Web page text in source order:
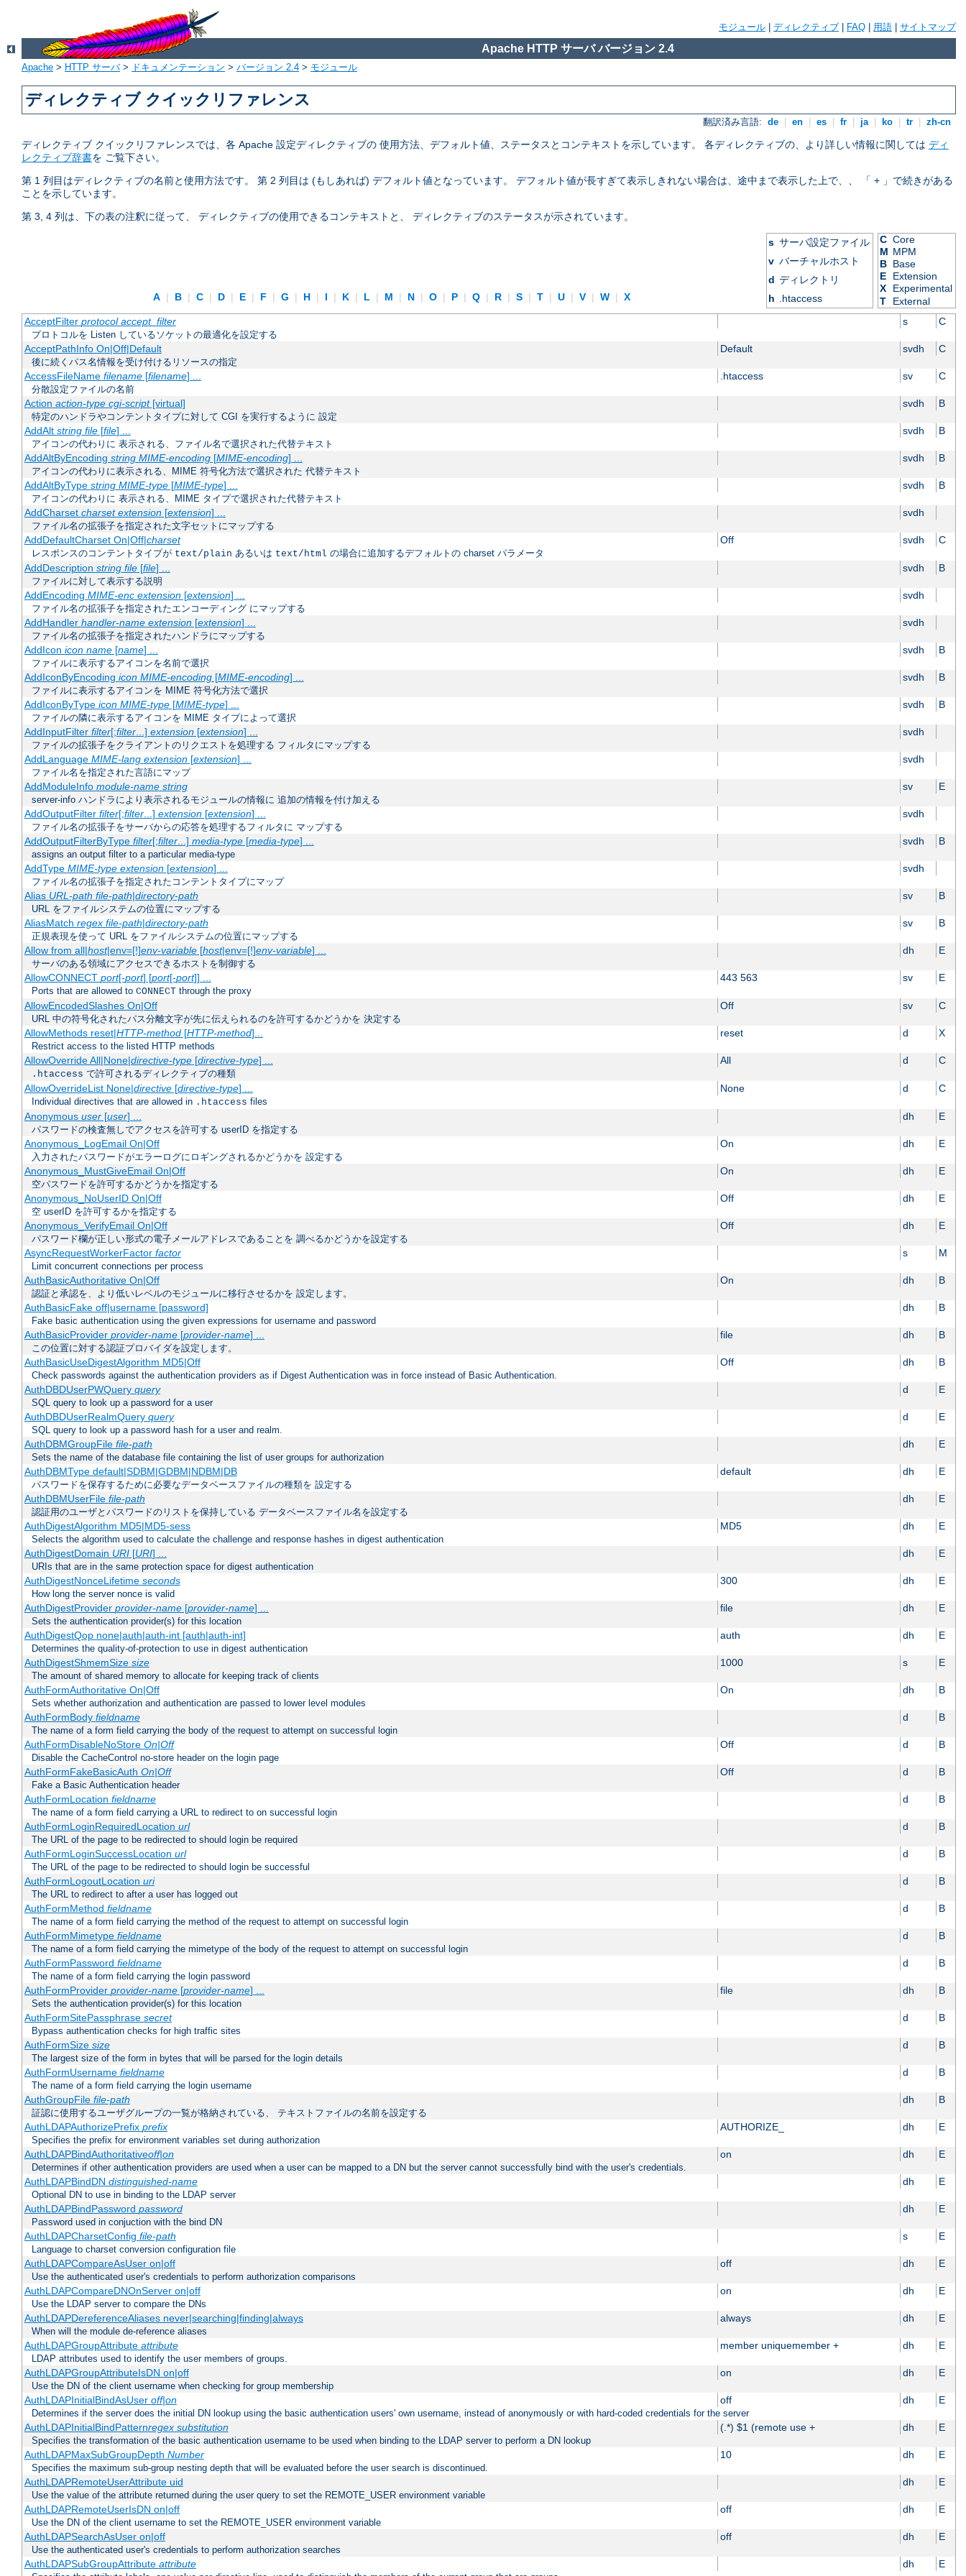
モジュール ディレクティブ FAQ 用語 サイトマップ
Apache HTTP サーバ バージョン 2.4
Apache > HTTP サーバ> ドキュメンテーション > バージョン 2.4 > モジュール
ディレクティブ クイックリファレンス
翻訳済み言語: de en es fr ja ko tr zh-cn
ディレクティブ クイックリファレンスでは、各 Apache 設定ディレクティブの 使用方法、デフォルト値、ステータスとコンテキストを示しています。 各ディレクティブの、より詳しい情報に関しては ディ
レクティブ辞書を ご覧下さい。
第 1 列目はディレクティブの名前と使用方法です。 第 2 列目は (もしあれば) デフォルト値となっています。 デフォルト値が長すぎて表示しきれない場合は、途中まで表示した上で、、 「 + 」で続きがある
ことを示しています。
第 3, 4 列は、下の表の注釈に従って、 ディレクティブの使用できるコンテキストと、 ディレクティブのステータスが示されています。
A | B | C | D | E | F | G | H | I | K | L | M | N | O | P | Q | R | S | T | U | V | W | X
s サーバ設定ファイル
v バーチャルホスト
d ディレクトリ
h .htaccess
C Core
M MPM
B Base
E
Extension
X
Experimental
T
External
AcceptFilter protocol accept_filter s C
プロトコルを Listen しているソケットの最適化を設定する
AcceptPathInfo On|Off|Default Default svdh C
後に続くパス名情報を受け付けるリソースの指定
AccessFileName filename[filename] ... .htaccess sv C
分散設定ファイルの名前
Action action-type cgi-script[virtual] svdh B
特定のハンドラやコンテントタイプに対して CGI を実行するように 設定
AddAlt string file[file] ... svdh B
アイコンの代わりに 表示される、ファイル名で選択された代替テキスト
AddAltByEncoding string MIME-encoding[MIME-encoding] ... svdh B
アイコンの代わりに表示される、MIME 符号化方法で選択された 代替テキスト
AddAltByType string MIME-type[MIME-type] ... svdh B
アイコンの代わりに 表示される、MIME タイプで選択された代替テキスト
AddCharset charset extension[extension] ... svdh
ファイル名の拡張子を指定された文字セットにマップする
AddDefaultCharset On|Off|charset Off svdh C
レスポンスのコンテントタイプが text/plain あるいは text/html の場合に追加するデフォルトの charset パラメータ
AddDescription string file[file] ... svdh B
ファイルに対して表示する説明
AddEncoding MIME-enc extension[extension] ... svdh
ファイル名の拡張子を指定されたエンコーディング にマップする
AddHandler handler-name extension[extension] ... svdh
ファイル名の拡張子を指定されたハンドラにマップする
AddIcon icon name[name] ... svdh B
ファイルに表示するアイコンを名前で選択
AddIconByEncoding icon MIME-encoding[MIME-encoding] ... svdh B
ファイルに表示するアイコンを MIME 符号化方法で選択
AddIconByType icon MIME-type[MIME-type] ... svdh B
ファイルの隣に表示するアイコンを MIME タイプによって選択
AddInputFilter filter[;filter...] extension[extension] ... svdh
ファイルの拡張子をクライアントのリクエストを処理する フィルタにマップする
AddLanguage MIME-lang extension[extension] ... svdh
ファイル名を指定された言語にマップ
AddModuleInfo module-name string sv E
server-info ハンドラにより表示されるモジュールの情報に 追加の情報を付け加える
AddOutputFilter filter[;filter...] extension[extension] ... svdh
ファイル名の拡張子をサーバからの応答を処理するフィルタに マップする
AddOutputFilterByType filter[;filter...] media-type[media-type] ... svdh B
assigns an output filter to a particular media-type
AddType MIME-type extension[extension] ... svdh
ファイル名の拡張子を指定されたコンテントタイプにマップ
Alias URL-path file-path|directory-path sv B
URL をファイルシステムの位置にマップする
AliasMatch regex file-path|directory-path sv B
正規表現を使って URL をファイルシステムの位置にマップする
Allow from all|host|env=[!]env-variable[host|env=[!]env-variable] ... dh E
サーバのある領域にアクセスできるホストを制御する
AllowCONNECT port[-port] [port[-port]] ... 443 563 sv E
Ports that are allowed to CONNECT through the proxy
AllowEncodedSlashes On|Off Off sv C
URL 中の符号化されたパス分離文字が先に伝えられるのを許可するかどうかを 決定する
AllowMethods reset|HTTP-method[HTTP-method]... reset d X
Restrict access to the listed HTTP methods
AllowOverride All|None|directive-type[directive-type] ... All d C
.htaccess で許可されるディレクティブの種類
AllowOverrideList None|directive[directive-type] ... None d C
Individual directives that are allowed in .htaccess files
Anonymous user[user] ... dh E
パスワードの検査無しでアクセスを許可する userID を指定する
Anonymous_LogEmail On|Off On dh E
入力されたパスワードがエラーログにロギングされるかどうかを 設定する
Anonymous_MustGiveEmail On|Off On dh E
空パスワードを許可するかどうかを指定する
Anonymous_NoUserID On|Off Off dh E
空 userID を許可するかを指定する
Anonymous_VerifyEmail On|Off Off dh E
パスワード欄が正しい形式の電子メールアドレスであることを 調べるかどうかを設定する
AsyncRequestWorkerFactor factor s M
Limit concurrent connections per process
AuthBasicAuthoritative On|Off On dh B
認証と承認を、より低いレベルのモジュールに移行させるかを 設定します。
AuthBasicFake off|username [password] dh B
Fake basic authentication using the given expressions for username and password
AuthBasicProvider provider-name[provider-name] ... file dh B
この位置に対する認証プロバイダを設定します。
AuthBasicUseDigestAlgorithm MD5|Off Off dh B
Check passwords against the authentication providers as if Digest Authentication was in force instead of Basic Authentication.
AuthDBDUserPWQuery query d E
SQL query to look up a password for a user
AuthDBDUserRealmQuery query d E
SQL query to look up a password hash for a user and realm.
AuthDBMGroupFile file-path dh E
Sets the name of the database file containing the list of user groups for authorization
AuthDBMType default|SDBM|GDBM|NDBM|DB default dh E
パスワードを保存するために必要なデータベースファイルの種類を 設定する
AuthDBMUserFile file-path dh E
認証用のユーザとパスワードのリストを保持している データベースファイル名を設定する
AuthDigestAlgorithm MD5|MD5-sess MD5 dh E
Selects the algorithm used to calculate the challenge and response hashes in digest authentication
AuthDigestDomain URI[URI] ... dh E
URIs that are in the same protection space for digest authentication
AuthDigestNonceLifetime seconds 300 dh E
How long the server nonce is valid
AuthDigestProvider provider-name[provider-name] ... file dh E
Sets the authentication provider(s) for this location
AuthDigestQop none|auth|auth-int [auth|auth-int] auth dh E
Determines the quality-of-protection to use in digest authentication
AuthDigestShmemSize size 1000 s E
The amount of shared memory to allocate for keeping track of clients
AuthFormAuthoritative On|Off On dh B
Sets whether authorization and authentication are passed to lower level modules
AuthFormBody fieldname d B
The name of a form field carrying the body of the request to attempt on successful login
AuthFormDisableNoStore On|Off Off d B
Disable the CacheControl no-store header on the login page
AuthFormFakeBasicAuth On|Off Off d B
Fake a Basic Authentication header
AuthFormLocation fieldname d B
The name of a form field carrying a URL to redirect to on successful login
AuthFormLoginRequiredLocation url d B
The URL of the page to be redirected to should login be required
AuthFormLoginSuccessLocation url d B
The URL of the page to be redirected to should login be successful
AuthFormLogoutLocation uri d B
The URL to redirect to after a user has logged out
AuthFormMethod fieldname d B
The name of a form field carrying the method of the request to attempt on successful login
AuthFormMimetype fieldname d B
The name of a form field carrying the mimetype of the body of the request to attempt on successful login
AuthFormPassword fieldname d B
The name of a form field carrying the login password
AuthFormProvider provider-name[provider-name] ... file dh B
Sets the authentication provider(s) for this location
AuthFormSitePassphrase secret d B
Bypass authentication checks for high traffic sites
AuthFormSize size d B
The largest size of the form in bytes that will be parsed for the login details
AuthFormUsername fieldname d B
The name of a form field carrying the login username
AuthGroupFile file-path dh B
証認に使用するユーザグループの一覧が格納されている、 テキストファイルの名前を設定する
AuthLDAPAuthorizePrefix prefix AUTHORIZE_ dh E
Specifies the prefix for environment variables set during authorization
AuthLDAPBindAuthoritativeoff|on on dh E
Determines if other authentication providers are used when a user can be mapped to a DN but the server cannot successfully bind with the user's credentials.
AuthLDAPBindDN distinguished-name dh E
Optional DN to use in binding to the LDAP server
AuthLDAPBindPassword password dh E
Password used in conjuction with the bind DN
AuthLDAPCharsetConfig file-path s E
Language to charset conversion configuration file
AuthLDAPCompareAsUser on|off off dh E
Use the authenticated user's credentials to perform authorization comparisons
AuthLDAPCompareDNOnServer on|off on dh E
Use the LDAP server to compare the DNs
AuthLDAPDereferenceAliases never|searching|finding|always always dh E
When will the module de-reference aliases
AuthLDAPGroupAttribute attribute member uniquemember + dh E
LDAP attributes used to identify the user members of groups.
AuthLDAPGroupAttributeIsDN on|off on dh E
Use the DN of the client username when checking for group membership
AuthLDAPInitialBindAsUser off|on off dh E
Determines if the server does the initial DN lookup using the basic authentication users' own username, instead of anonymously or with hard-coded credentials for the server
AuthLDAPInitialBindPatternregex substitution (.*) $1 (remote use + dh E
Specifies the transformation of the basic authentication username to be used when binding to the LDAP server to perform a DN lookup
AuthLDAPMaxSubGroupDepth Number 10 dh E
Specifies the maximum sub-group nesting depth that will be evaluated before the user search is discontinued.
AuthLDAPRemoteUserAttribute uid dh E
Use the value of the attribute returned during the user query to set the REMOTE_USER environment variable
AuthLDAPRemoteUserIsDN on|off off dh E
Use the DN of the client username to set the REMOTE_USER environment variable
AuthLDAPSearchAsUser on|off off dh E
Use the authenticated user's credentials to perform authorization searches
AuthLDAPSubGroupAttribute attribute dh E